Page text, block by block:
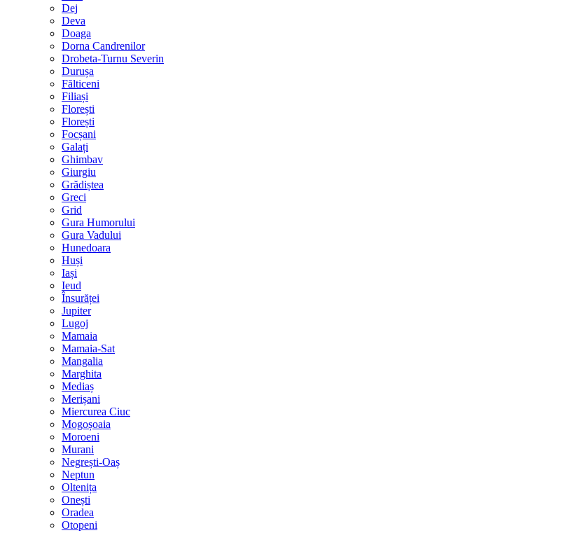
Dej
Deva
Doaga
Dorna Candrenilor
Drobeta-Turnu Severin
Durușa
Fălticeni
Filiași
Florești
Florești
Focșani
Galați
Ghimbav
Giurgiu
Grădiștea
Greci
Grid
Gura Humorului
Gura Vadului
Hunedoara
Huși
Iași
Ieud
Însurăței
Jupiter
Lugoj
Mamaia
Mamaia-Sat
Mangalia
Marghita
Mediaș
Merișani
Miercurea Ciuc
Mogoșoaia
Moroeni
Murani
Negrești-Oaș
Neptun
Oltenița
Onești
Oradea
Otopeni